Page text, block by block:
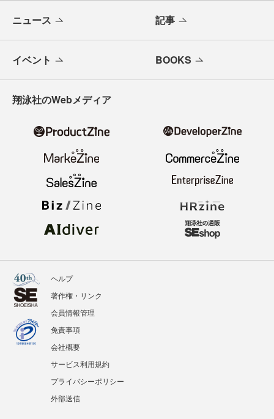
ニュース 記事
イベント BOOKS
翔泳社のWebメディア
ヘルプ
著作権・リンク
会員情報管理
免責事項
会社概要
サービス利用規約
プライバシーポリシー
外部送信